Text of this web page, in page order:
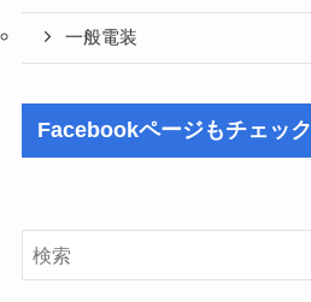
一般電装
Facebookページもチェック